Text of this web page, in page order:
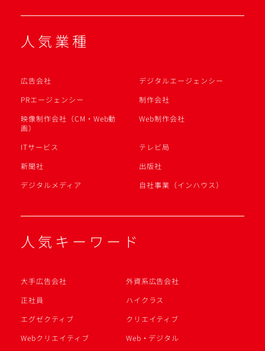
人気業種
広告会社
デジタルエージェンシー
PRエージェンシー
制作会社
映像制作会社（CM・Web動
画）
Web制作会社
ITサービス
テレビ局
新聞社
出版社
デジタルメディア
自社事業（インハウス）
人気キーワード
大手広告会社
外資系広告会社
正社員
ハイクラス
エグゼクティブ
クリエイティブ
Webクリエイティブ
Web・デジタル